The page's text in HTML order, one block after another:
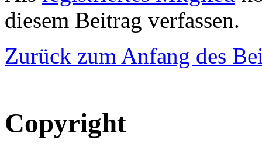
diesem Beitrag verfassen.
Zurück zum Anfang des
Copyright